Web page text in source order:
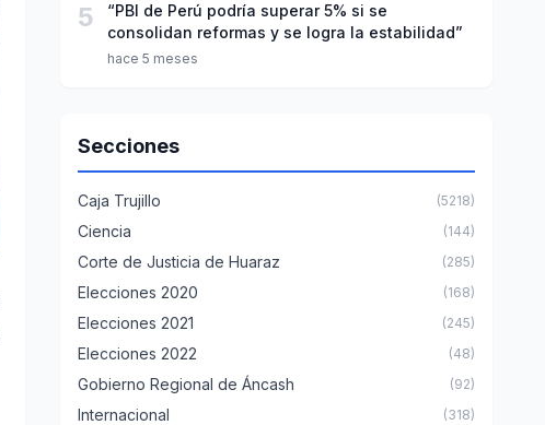
5
“PBI de Perú podría superar 5% si se
consolidan reformas y se logra la estabilidad”
hace 5 meses
Secciones
Caja Trujillo (5218)
Ciencia (144)
Corte de Justicia de Huaraz (285)
Elecciones 2020 (168)
Elecciones 2021 (245)
Elecciones 2022 (48)
Gobierno Regional de Áncash (92)
Internacional (318)